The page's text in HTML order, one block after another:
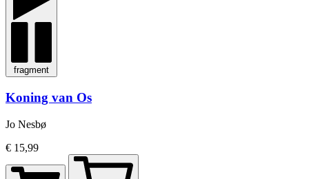
fragment
Koning van Os
Jo Nesbø
€ 15,99